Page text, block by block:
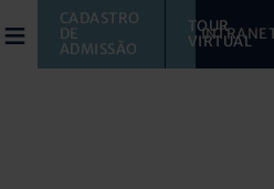
≡
CADASTRO
DE
ADMISSÃO
TOUR
VIRTUAL